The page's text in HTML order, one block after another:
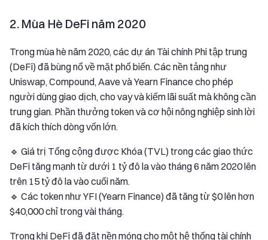
2. Mùa Hè DeFi năm 2020
Trong mùa hè năm 2020, các dự án Tài chính Phi tập trung
(DeFi) đã bùng nổ về mặt phổ biến. Các nền tảng như
Uniswap, Compound, Aave và Yearn Finance cho phép
người dùng giao dịch, cho vay và kiếm lãi suất mà không cần
trung gian. Phần thưởng token và cơ hội nông nghiệp sinh lời
đã kích thích dòng vốn lớn.
🔹 Giá trị Tổng cộng được Khóa (TVL) trong các giao thức
DeFi tăng mạnh từ dưới 1 tỷ đô la vào tháng 6 năm 2020 lên
trên 15 tỷ đô la vào cuối năm.
🔹 Các token như YFI (Yearn Finance) đã tăng từ $0 lên hơn
$40,000 chỉ trong vài tháng.
Trong khi DeFi đã đặt nền móng cho một hệ thống tài chính